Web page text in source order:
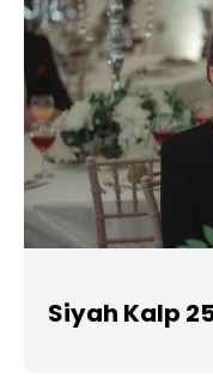
Siyah Kalp